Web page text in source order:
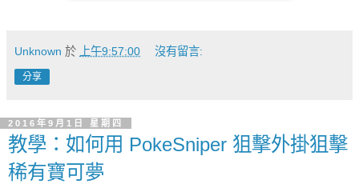
Unknown 於 上午9:57:00 沒有留言:
分享
2016年9月1日 星期四
教學：如何用 PokeSniper 狙擊外掛狙擊
稀有寶可夢